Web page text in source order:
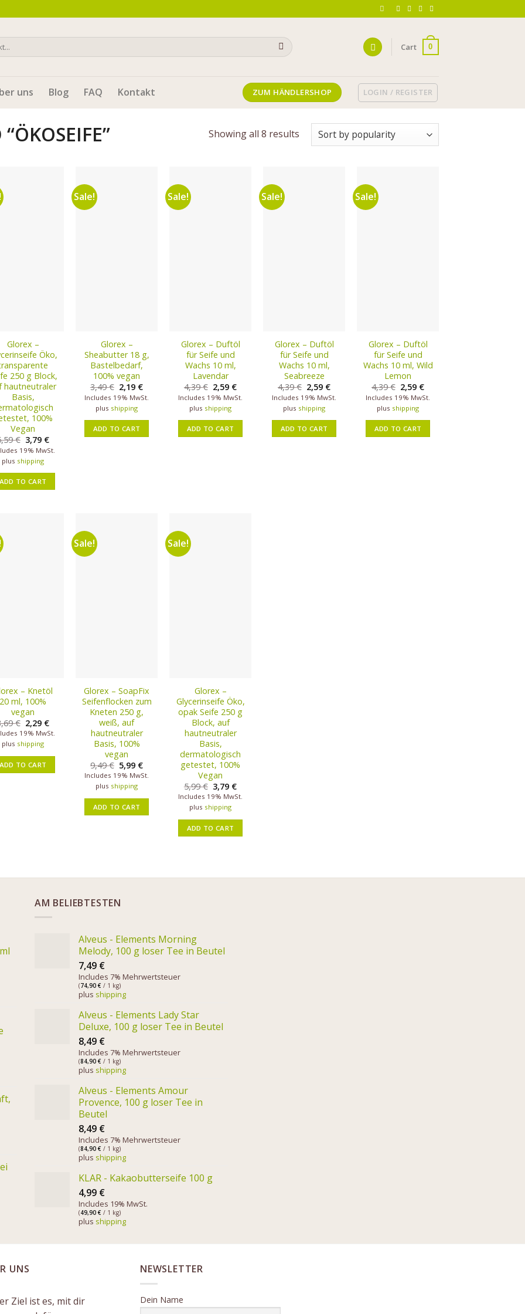
Cart 0
uns Blog FAQ Kontakt ZUM HÄNDLERSHOP LOGIN / REGISTER
Showing all 8 results
Glorex –
Öko,
250 g Block,
hautneutraler
Basis,
100%
Vegan
€ 3,79 €
19% MwSt.
plus shipping
ADD TO CART
Sale!
Glorex –
Sheabutter 18 g,
Bastelbedarf,
100% vegan
3,49€ 2,19 €
Includes 19% MwSt.
plus shipping
ADD TO CART
Sale!
Glorex – Duftöl
für Seife und
Wachs 10 ml,
Lavendar
4,39€ 2,59 €
Includes 19% MwSt.
plus shipping
ADD TO CART
Sale!
Glorex – Duftöl
für Seife und
Wachs 10 ml,
Seabreeze
4,39€ 2,59 €
Includes 19% MwSt.
plus shipping
ADD TO CART
Sale!
Glorex – Duftöl
für Seife und
Wachs 10 ml, Wild
Lemon
4,39€ 2,59 €
Includes 19% MwSt.
plus shipping
ADD TO CART
– Knetöl
20 ml, 100%
vegan
€ 2,29 €
19% MwSt.
plus shipping
ADD TO CART
Sale!
Glorex – SoapFix
Seifenflocken zum
Kneten 250 g,
weiß, auf
hautneutraler
Basis, 100%
vegan
9,49€ 5,99 €
Includes 19% MwSt.
plus shipping
ADD TO CART
Sale!
Glorex –
Glycerinseife Öko,
opak Seife 250 g
Block, auf
hautneutraler
Basis,
dermatologisch
getestet, 100%
Vegan
5,99€ 3,79 €
Includes 19% MwSt.
plus shipping
ADD TO CART
AM BELIEBTESTEN
Alveus - Elements Morning
Melody, 100 g loser Tee in Beutel
7,49 €
Includes 7% Mehrwertsteuer
(74,90 € / 1 kg)
plus shipping
Alveus - Elements Lady Star
Deluxe, 100 g loser Tee in Beutel
8,49 €
Includes 7% Mehrwertsteuer
(84,90 € / 1 kg)
plus shipping
Alveus - Elements Amour
Provence, 100 g loser Tee in
Beutel
8,49 €
Includes 7% Mehrwertsteuer
(84,90 € / 1 kg)
plus shipping
KLAR - Kakaobutterseife 100 g
4,99 €
Includes 19% MwSt.
(49,90 € / 1 kg)
plus shipping
UNS
Ziel ist es, mit dir
NEWSLETTER
Dein Name